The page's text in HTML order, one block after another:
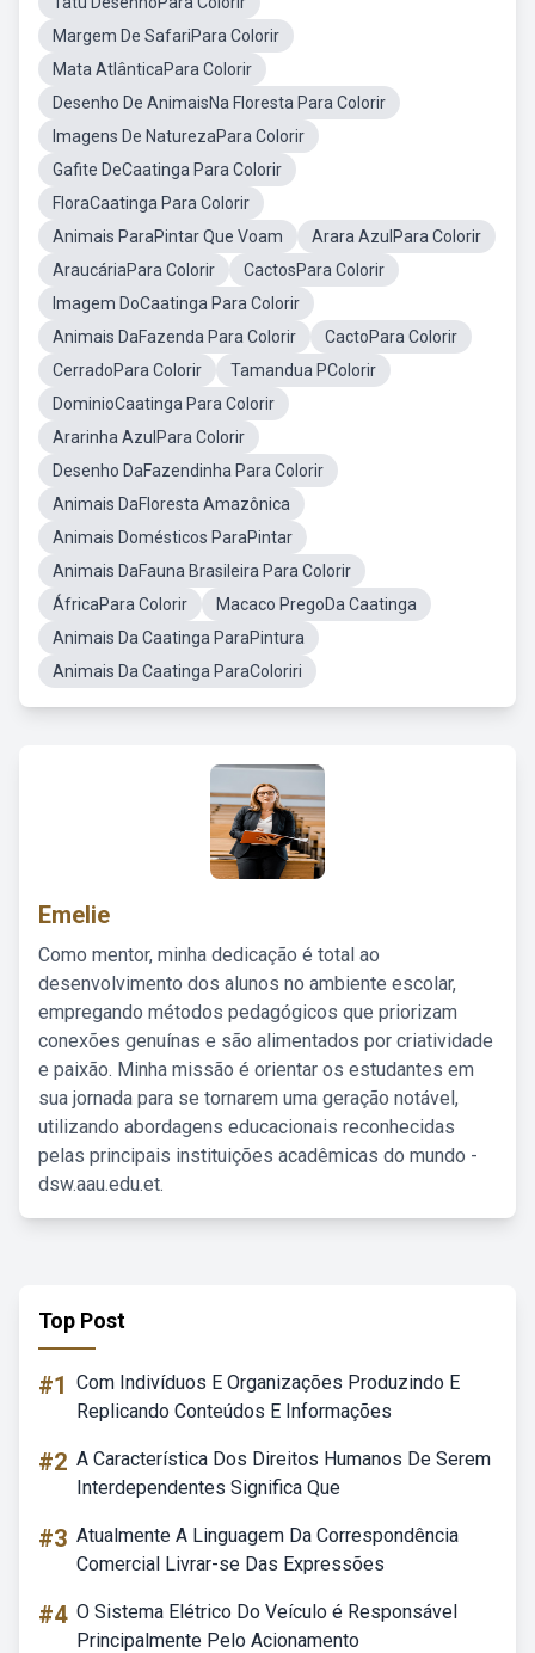
Margem De SafariPara Colorir
Mata AtlânticaPara Colorir
Desenho De AnimaisNa Floresta Para Colorir
Imagens De NaturezaPara Colorir
Gafite DeCaatinga Para Colorir
FloraCaatinga Para Colorir
Animais ParaPintar Que Voam
Arara AzulPara Colorir
AraucáriaPara Colorir
CactosPara Colorir
Imagem DoCaatinga Para Colorir
Animais DaFazenda Para Colorir
CactoPara Colorir
CerradoPara Colorir
Tamandua PColorir
DominioCaatinga Para Colorir
Ararinha AzulPara Colorir
Desenho DaFazendinha Para Colorir
Animais DaFloresta Amazônica
Animais Domésticos ParaPintar
Animais DaFauna Brasileira Para Colorir
ÁfricaPara Colorir
Macaco PregoDa Caatinga
Animais Da Caatinga ParaPintura
Animais Da Caatinga ParaColoriri
Emelie
Como mentor, minha dedicação é total ao
desenvolvimento dos alunos no ambiente escolar,
empregando métodos pedagógicos que priorizam
conexões genuínas e são alimentados por criatividade
e paixão. Minha missão é orientar os estudantes em
sua jornada para se tornarem uma geração notável,
utilizando abordagens educacionais reconhecidas
pelas principais instituições acadêmicas do mundo -
dsw.aau.edu.et.
Top Post
#1 Com Indivíduos E Organizações Produzindo E
Replicando Conteúdos E Informações
#2 A Característica Dos Direitos Humanos De Serem
Interdependentes Significa Que
#3 Atualmente A Linguagem Da Correspondência
Comercial Livrar-se Das Expressões
#4 O Sistema Elétrico Do Veículo é Responsável
Principalmente Pelo Acionamento